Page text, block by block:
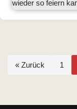
wieder so feiern
« Zurück 1